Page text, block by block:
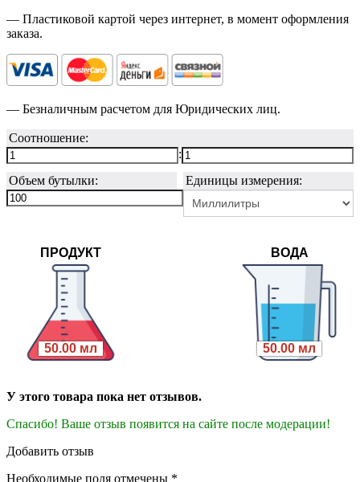
— Пластиковой картой через интернет, в момент оформления
заказа.
— Безналичным расчетом для Юридических лиц.
Соотношение:
:
Объем бутылки:
Единицы измерения:
ПРОДУКТ
50.00 мл
ВОДА
50.00 мл
У этого товара пока нет отзывов.
Спасибо! Ваше отзыв появится на сайте после модерации!
Добавить отзыв
Необходимые поля отмечены *